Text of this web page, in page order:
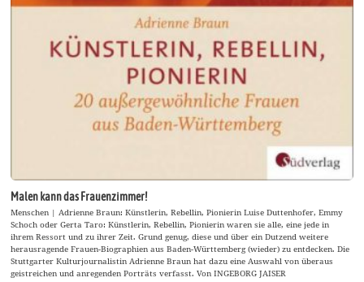
Malen kann das Frauenzimmer!
Menschen | Adrienne Braun: Künstlerin, Rebellin, Pionierin Luise Duttenhofer, Emmy
Schoch oder Gerta Taro: Künstlerin, Rebellin, Pionierin waren sie alle, eine jede in
ihrem Ressort und zu ihrer Zeit. Grund genug, diese und über ein Dutzend weitere
herausragende Frauen-Biographien aus Baden-Württemberg (wieder) zu entdecken. Die
Stuttgarter Kulturjournalistin Adrienne Braun hat dazu eine Auswahl von überaus
geistreichen und anregenden Porträts verfasst. Von INGEBORG JAISER